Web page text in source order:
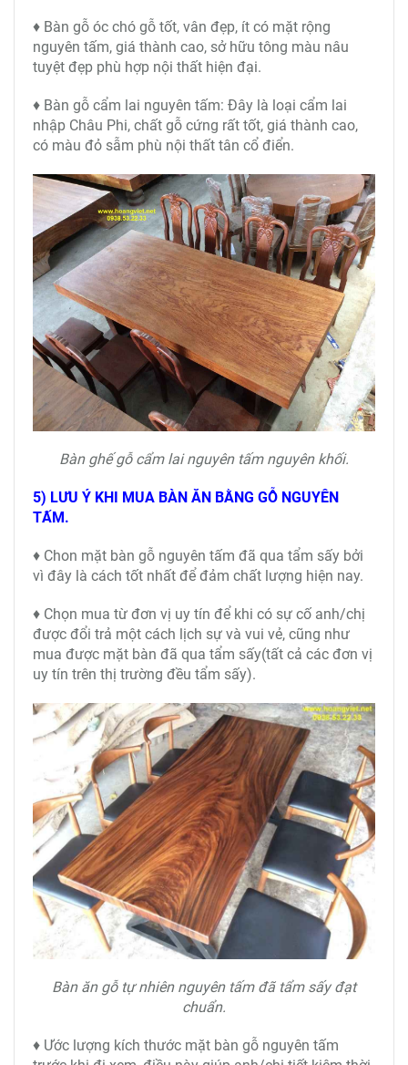
♦ Bàn gỗ óc chó gỗ tốt, vân đẹp, ít có mặt rộng
nguyên tấm, giá thành cao, sở hữu tông màu nâu
tuyệt đẹp phù hợp nội thất hiện đại.
♦ Bàn gỗ cẩm lai nguyên tấm: Đây là loại cẩm lai
nhập Châu Phi, chất gỗ cứng rất tốt, giá thành cao,
có màu đỏ sẫm phù nội thất tân cổ điển.
Bàn ghế gỗ cẩm lai nguyên tấm nguyên khối.
5) LƯU Ý KHI MUA BÀN ĂN BẰNG GỖ NGUYÊN
TẤM.
♦ Chon mặt bàn gỗ nguyên tấm đã qua tẩm sấy bởi
vì đây là cách tốt nhất để đảm chất lượng hiện nay.
♦ Chọn mua từ đơn vị uy tín để khi có sự cố anh/chị
được đổi trả một cách lịch sự và vui vẻ, cũng như
mua được mặt bàn đã qua tẩm sấy(tất cả các đơn vị
uy tín trên thị trường đều tẩm sấy).
Bàn ăn gỗ tự nhiên nguyên tấm đã tẩm sấy đạt
chuẩn.
♦ Ước lượng kích thước mặt bàn gỗ nguyên tấm